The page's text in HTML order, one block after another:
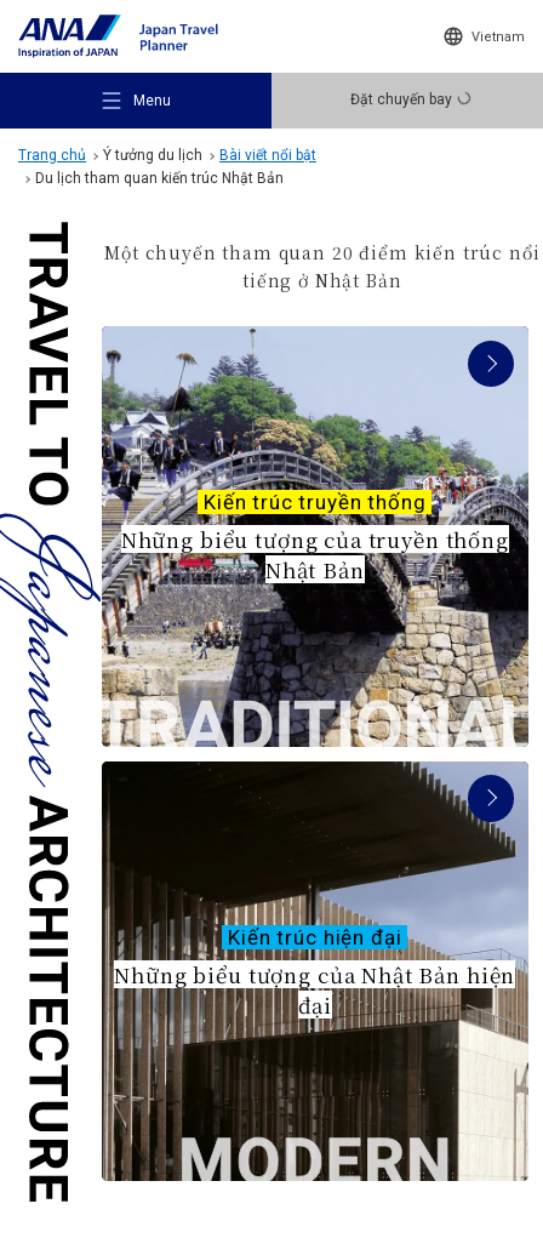
Vietnam
Menu Đặt chuyến bay
Gợi ý điểm đến
Ý tưởng du lịch
Điểm đến
Thông tin du lịch
Dịch vụ của ANA
Đóng
Trang chủ Ý tưởng du lịch
Bài viết nổi bật
Du lịch tham quan kiến trúc Nhật Bản
Một chuyến tham quan 20 điểm kiến trúc nổi
tiếng ở Nhật Bản
Kiến trúc truyền thống
Những biểu tượng của truyền thống
Nhật Bản
Kiến trúc hiện đại
Những biểu tượng của Nhật Bản hiện
đại